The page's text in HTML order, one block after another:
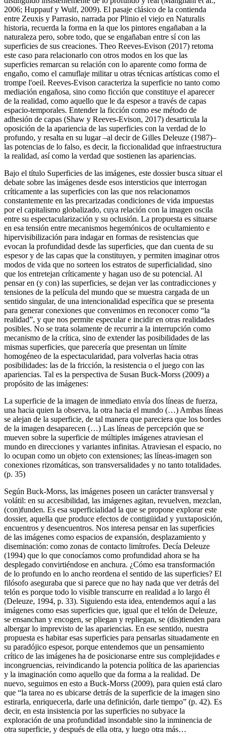
2006; Huppauf y Wulf, 2009). El pasaje clásico de la contienda
entre Zeuxis y Parrasio, narrada por Plinio el viejo en Naturalis
historia, recuerda la forma en la que los pintores engañaban a la
naturaleza pero, sobre todo, que se engañaban entre sí con las
superficies de sus creaciones. Theo Reeves-Evison (2017) retoma
este caso para relacionarlo con otros modos en los que las
superficies remarcan su relación con lo aparente como forma de
engaño, como el camuflaje militar u otras técnicas artísticas como el
trompe l'oeil. Reeves-Evison caracteriza la superficie no tanto como
mediación engañosa, sino como ficción que constituye el aparecer
de la realidad, como aquello que le da espesor a través de capas
espacio-temporales. Entender la ficción como ese método de
adhesión de capas (Shaw y Reeves-Evison, 2017) desarticula la
oposición de la apariencia de las superficies con la verdad de lo
profundo, y resalta en su lugar –al decir de Gilles Deleuze (1987)–
las potencias de lo falso, es decir, la ficcionalidad que infraestructura
la realidad, así como la verdad que sostienen las apariencias.
Bajo el título Superficies de las imágenes, este dossier busca situar el
debate sobre las imágenes desde esos intersticios que interrogan
críticamente a las superficies con las que nos relacionamos
constantemente en las precarizadas condiciones de vida impuestas
por el capitalismo globalizado, cuya relación con la imagen oscila
entre su espectacularización y su oclusión. La propuesta es situarse
en esa tensión entre mecanismos hegemónicos de ocultamiento e
hipervisibilización para indagar en formas de resistencias que
evocan la profundidad desde las superficies, que dan cuenta de su
espesor y de las capas que la constituyen, y permiten imaginar otros
modos de vida que no sorteen los estratos de superficialidad, sino
que los entretejan críticamente y hagan uso de su potencial. Al
pensar en (y con) las superficies, se dejan ver las contradicciones y
tensiones de la película del mundo que se muestra cargada de un
sentido singular, de una intencionalidad específica que se presenta
para generar conexiones que convenimos en reconocer como “la
realidad”, y que nos permite especular e incidir en otras realidades
posibles. No se trata solamente de recurrir a la interrupción como
mecanismo de la crítica, sino de extender las posibilidades de las
mismas superficies, que parecería que presentan un límite
homogéneo de la espectacularidad, para volverlas hacia otras
posibilidades: las de la fricción, la resistencia o el juego con las
apariencias. Tal es la perspectiva de Susan Buck-Morss (2009) a
propósito de las imágenes:
La superficie de la imagen de inmediato envía dos líneas de fuerza,
una hacia quien la observa, la otra hacia el mundo (…) Ambas líneas
se alejan de la superficie, de tal manera que pareciera que los bordes
de la imagen desaparecen (…) Las líneas de percepción que se
mueven sobre la superficie de múltiples imágenes atraviesan el
mundo en direcciones y variantes infinitas. Atraviesan el espacio, no
lo ocupan como un objeto con extensiones; las líneas-imagen son
conexiones rizomáticas, son transversalidades y no tanto totalidades.
(p. 35)
Según Buck-Morss, las imágenes poseen un carácter transversal y
volátil: en su accesibilidad, las imágenes agitan, revuelven, mezclan,
(con)funden. Es esa superficialidad la que se propone explorar este
dossier, aquella que produce efectos de contigüidad y yuxtaposición,
encuentros y desencuentros. Nos interesa pensar en las superficies
de las imágenes como espacios de expansión, desplazamiento y
diseminación: como zonas de contacto limítrofes. Decía Deleuze
(1994) que lo que conocíamos como profundidad ahora se ha
desplegado convirtiéndose en anchura. ¿Cómo esa transformación
de lo profundo en lo ancho reordena el sentido de las superficies? El
filósofo aseguraba que si parece que no hay nada que ver detrás del
telón es porque todo lo visible transcurre en realidad a lo largo él
(Deleuze, 1994, p. 33). Siguiendo esta idea, entendemos aquí a las
imágenes como esas superficies que, igual que el telón de Deleuze,
se ensanchan y encogen, se pliegan y repliegan, se (dis)tienden para
albergar lo imprevisto de las apariencias. En ese sentido, nuestra
propuesta es habitar esas superficies para pensarlas situadamente en
su paradójico espesor, porque entendemos que un pensamiento
crítico de las imágenes ha de posicionarse entre sus complejidades e
incongruencias, reivindicando la potencia política de las apariencias
y la imaginación como aquello que da forma a la realidad. De
nuevo, seguimos en esto a Buck-Morss (2009), para quien está claro
que “la tarea no es ubicarse detrás de la superficie de la imagen sino
estirarla, enriquecerla, darle una definición, darle tiempo” (p. 42). Es
decir, en esta insistencia por las superficies no subyace la
exploración de una profundidad insondable sino la inminencia de
otra superficie, y después de ella otra, y luego otra más…